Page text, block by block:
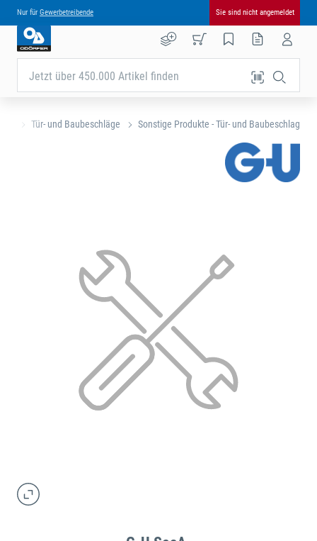
Nur für Gewerbetreibende Sie sind nicht angemeldet
Jetzt über 450.000 Artikel finden
Tür- und Baubeschläge Sonstige Produkte - Tür- und Baubeschlag